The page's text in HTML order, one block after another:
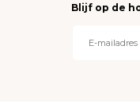
Blijf op de